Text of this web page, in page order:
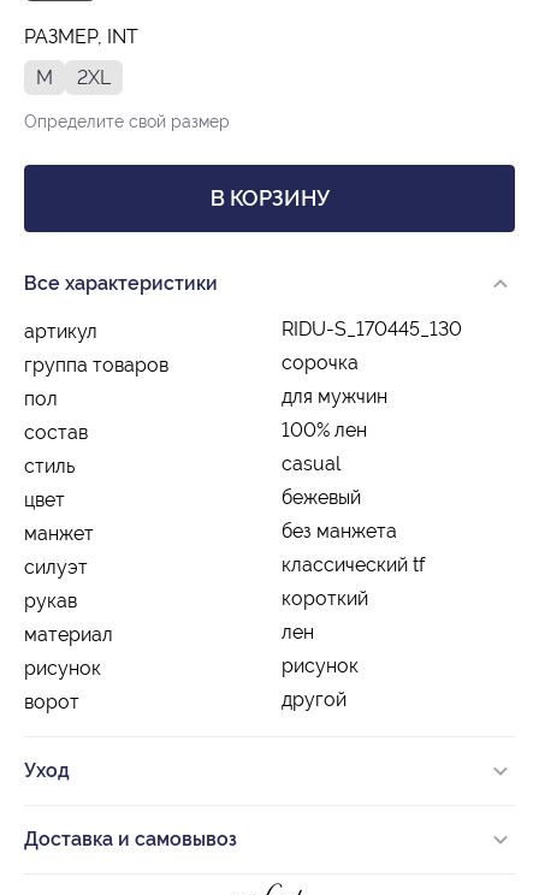
РАЗМЕР, INT
M
2XL
Определите свой размер
В КОРЗИНУ
Все характеристики
артикул
RIDU-S_170445_130
группа товаров
сорочка
пол
для мужчин
состав
100% лен
стиль
casual
цвет
бежевый
манжет
без манжета
силуэт
классический tf
рукав
короткий
материал
лен
рисунок
рисунок
ворот
другой
Уход
Доставка и самовывоз